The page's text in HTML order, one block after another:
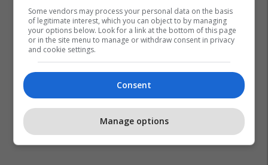
Some vendors may process your personal data on the basis
of legitimate interest, which you can object to by managing
your options below. Look for a link at the bottom of this page
or in the site menu to manage or withdraw consent in privacy
and cookie settings.
Consent
Manage options